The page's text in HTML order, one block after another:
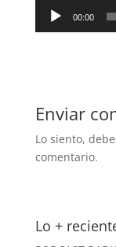
audio
Reproductor
00:00
Enviar
Lo siento,
comentario.
Lo +